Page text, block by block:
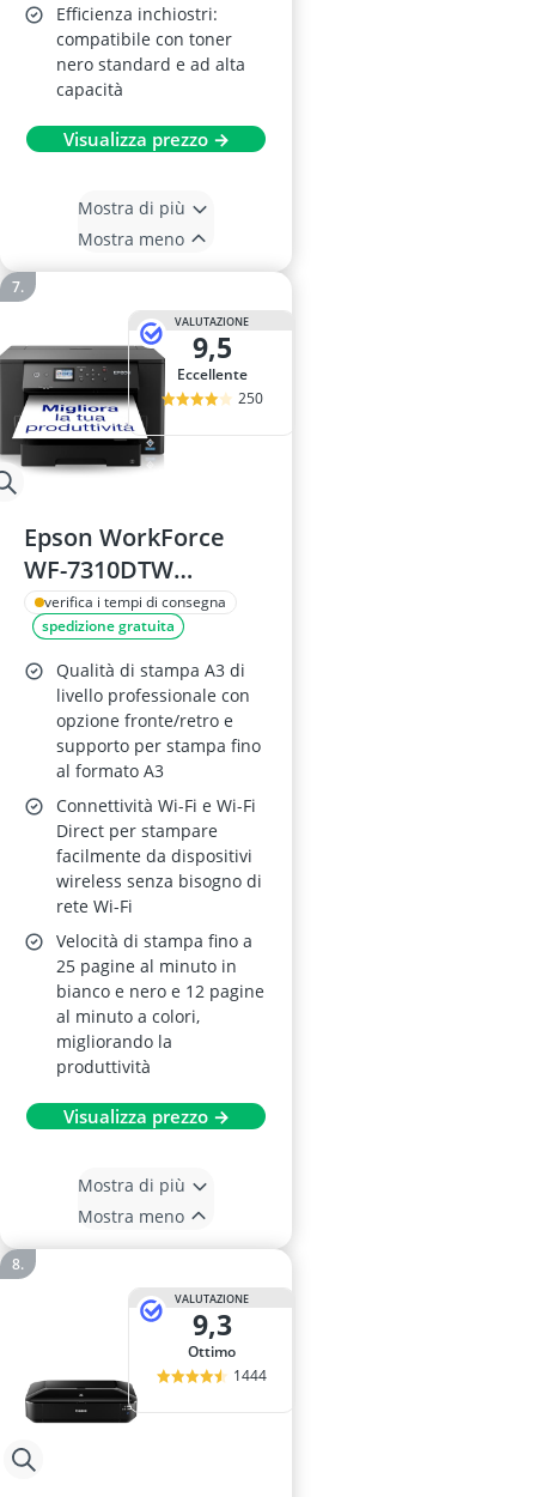
Efficienza inchiostri:
compatibile con toner
nero standard e ad alta
capacità
Visualizza prezzo →
Mostra di più
Mostra meno
VALUTAZIONE
9,5
Eccellente
250
Epson WorkForce
WF-7310DTW
Stampante A3+
verifica i tempi di consegna
spedizione gratuita
Qualità di stampa A3 di
livello professionale con
opzione fronte/retro e
supporto per stampa fino
al formato A3
Connettività Wi-Fi e Wi-Fi
Direct per stampare
facilmente da dispositivi
wireless senza bisogno di
rete Wi-Fi
Velocità di stampa fino a
25 pagine al minuto in
bianco e nero e 12 pagine
al minuto a colori,
migliorando la
produttività
Visualizza prezzo →
Mostra di più
Mostra meno
VALUTAZIONE
9,3
Ottimo
1444